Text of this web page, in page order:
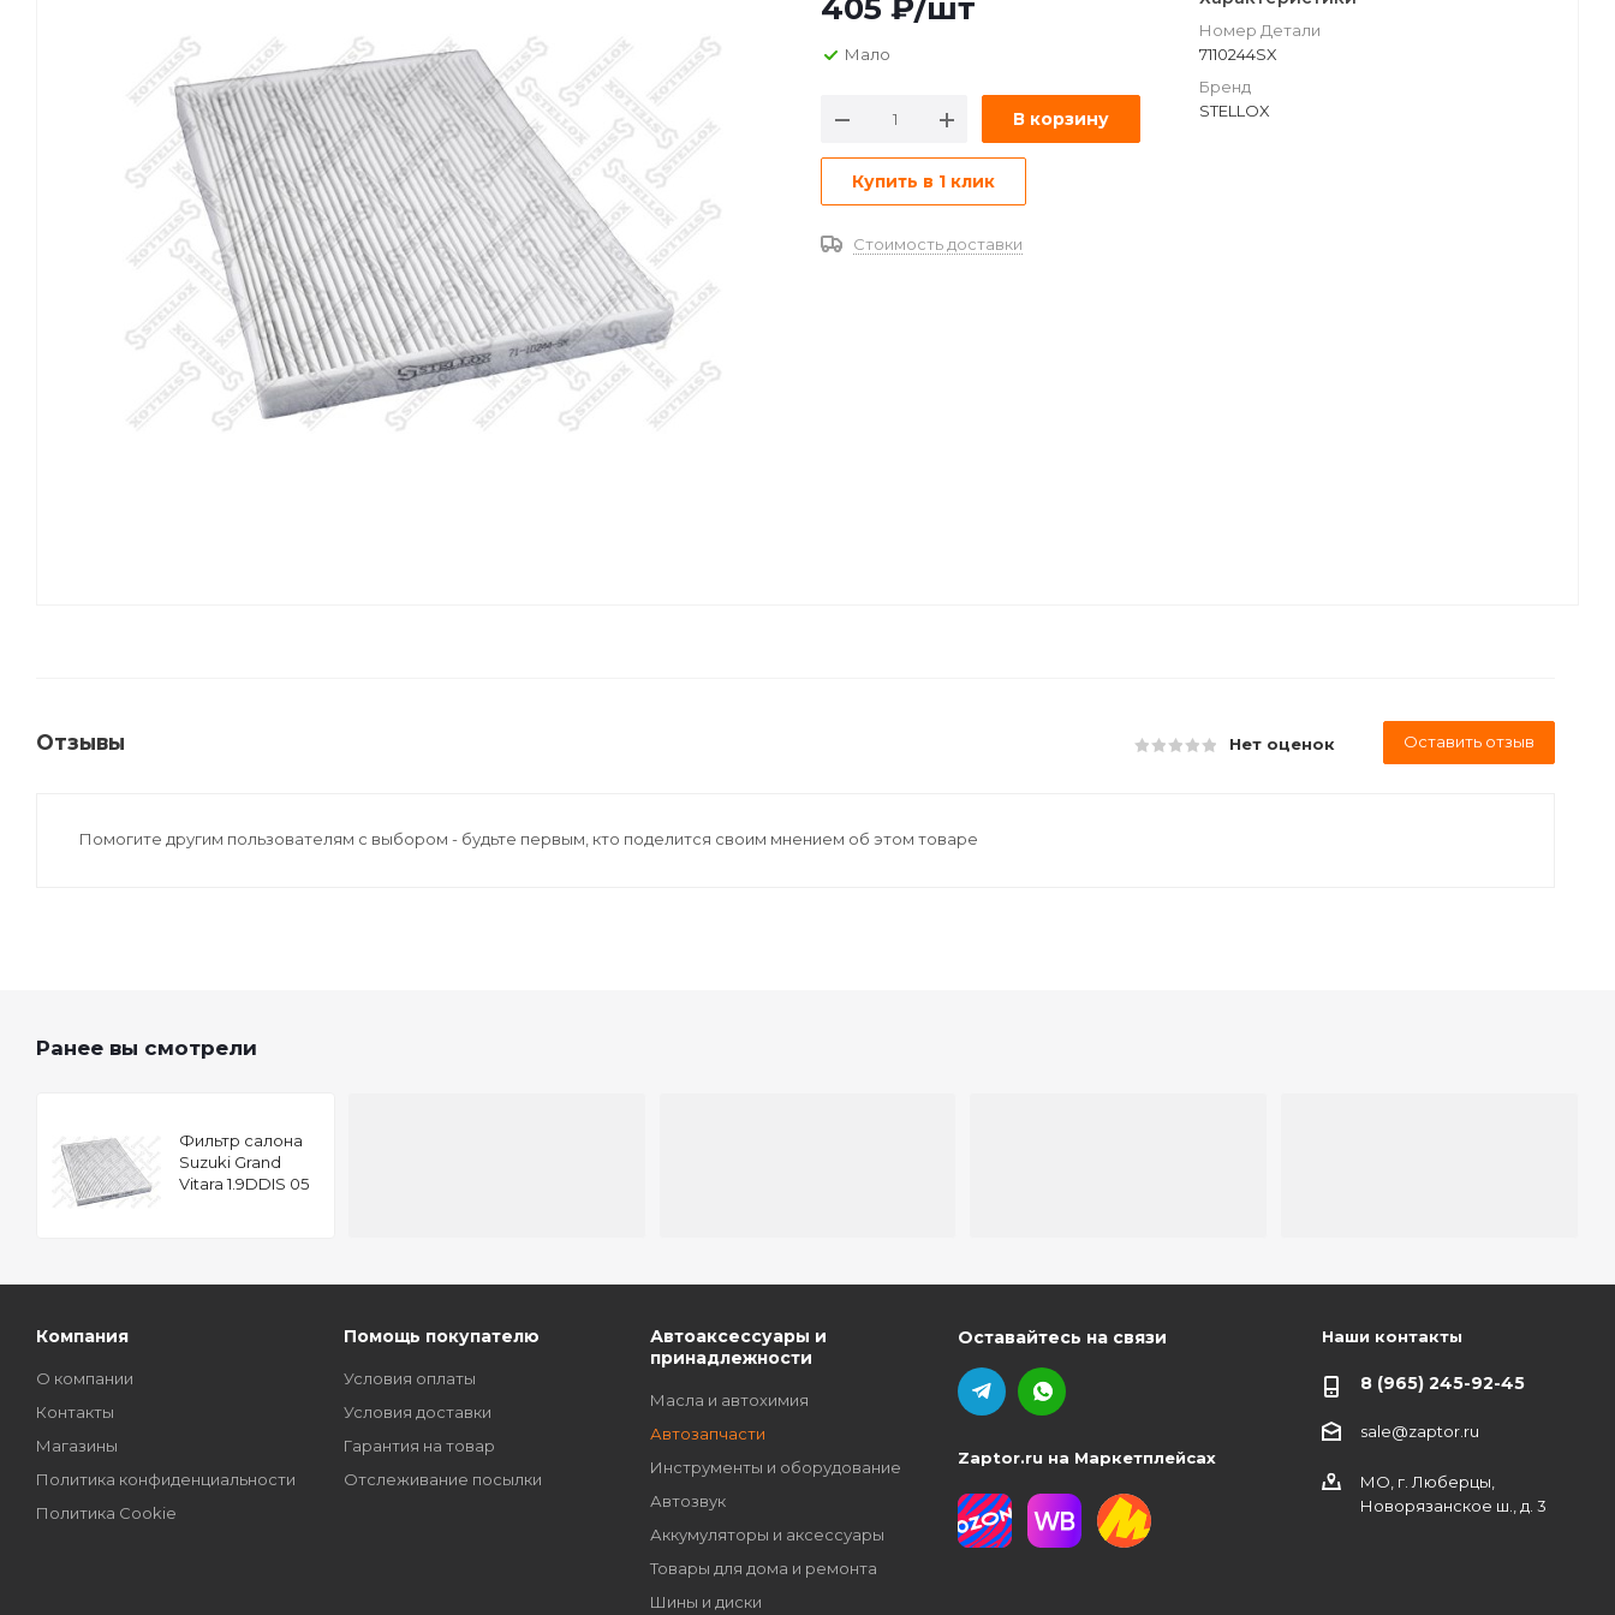
405 ₽/шт
Мало
В корзину
Купить в 1 клик
Стоимость доставки
Номер Детали
7110244SX
Бренд
STELLOX
Отзывы Нет оценок Оставить отзыв
Помогите другим пользователям с выбором - будьте первым, кто поделится своим мнением об этом товаре
Ранее вы смотрели
Фильтр салона
Suzuki Grand
Vitara 1.9DDIS 05
Компания
О компании
Контакты
Магазины
Политика конфиденциальности
Политика Cookie
Помощь покупателю
Условия оплаты
Условия доставки
Гарантия на товар
Отслеживание посылки
Автоаксессуары и
принадлежности
Масла и автохимия
Автозапчасти
Инструменты и оборудование
Автозвук
Аккумуляторы и аксессуары
Товары для дома и ремонта
Шины и диски
Оставайтесь на связи
Zaptor.ru на Маркетплейсах
Наши контакты
8 (965) 245-92-45
sale@zaptor.ru
МО, г. Люберцы,
Новорязанское ш., д. 3